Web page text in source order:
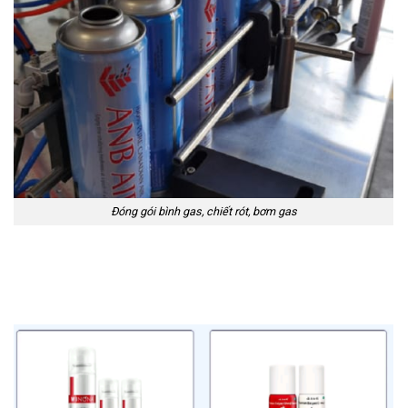
Đóng gói bình gas, chiết rót, bơm gas